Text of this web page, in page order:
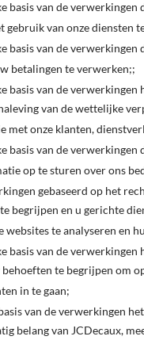
van de verwerkingen
gebruik van onze diensten
van de verwerkingen
betalingen te verwerken;;
van de verwerkingen
van de wettelijke
onze klanten,
van de verwerkingen
op te sturen over ons
gebaseerd op het
begrijpen en u gerichte
te analyseren en
van de verwerkingen
te begrijpen om
in te gaan;
van de verwerkingen
belang van JCDecaux,